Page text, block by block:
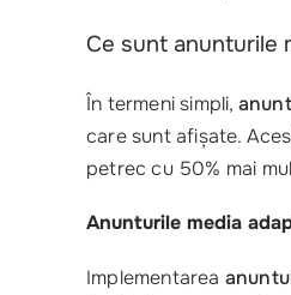
Ce sunt anunturile
În termeni simpli,
care sunt afișate.
petrec cu 50% mai
Anunturile media
Implementarea